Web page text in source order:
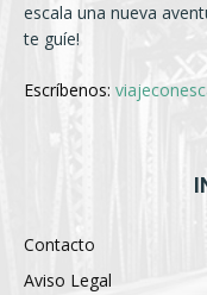
escala una nueva
te guíe!
Escríbenos:
Contacto
Aviso Legal